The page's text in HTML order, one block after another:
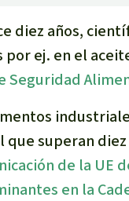
diez años,
por ej. en el
Seguridad
que superan
de la UE
en la